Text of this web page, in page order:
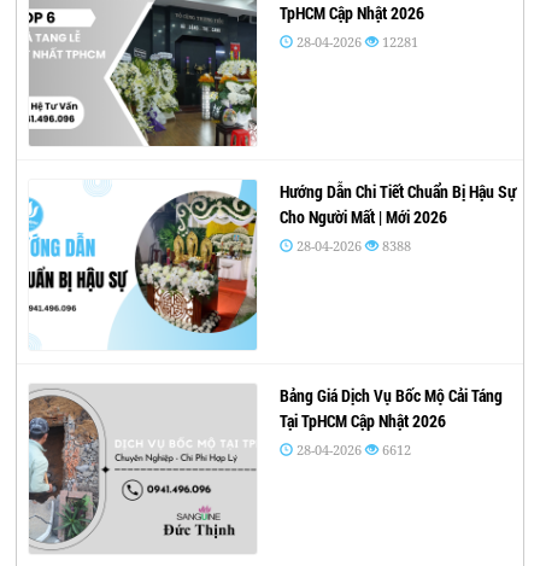
TpHCM Cập Nhật 2026
28-04-2026 12281
Hướng Dẫn Chi Tiết Chuẩn Bị Hậu Sự
Cho Người Mất | Mới 2026
28-04-2026 8388
Bảng Giá Dịch Vụ Bốc Mộ Cải Táng
Tại TpHCM Cập Nhật 2026
28-04-2026 6612